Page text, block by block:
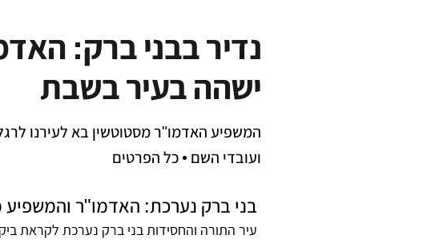
נדיר בבני ברק:
ישהה בעיר בשבת
המשפיע האדמו"ר מסטוטשין בא לעירנו
ועובדי השם • כל הפרטים
בני ברק נערכת: האדמו"ר והמשפיע
עיר התורה והחסידות בני ברק נערכת לקראת